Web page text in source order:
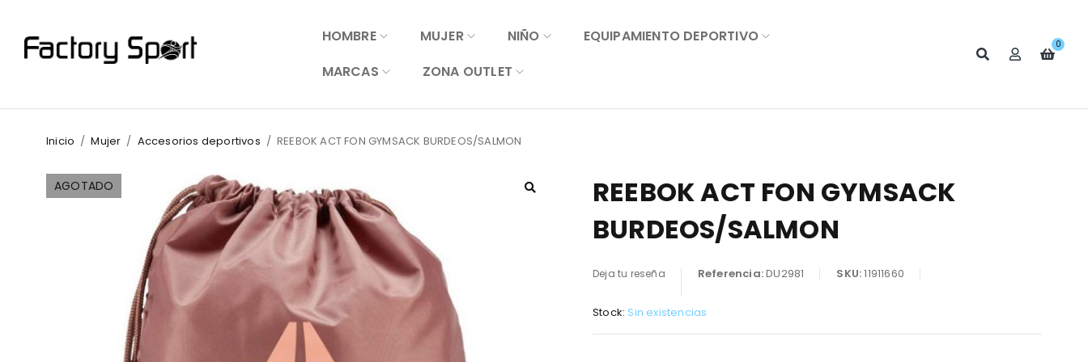
HOMBRE MUJER NIÑO
EQUIPAMIENTO DEPORTIVO
MARCAS
ZONA OUTLET
0
Inicio / Mujer / Accesorios deportivos / REEBOK ACT FON GYMSACK BURDEOS/SALMON
AGOTADO
REEBOK ACT FON GYMSACK
BURDEOS/SALMON
Deja tu reseña Referencia:DU2981 SKU:11911660
Stock: Sin existencias